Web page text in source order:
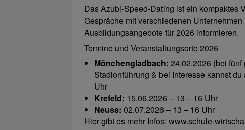
Das Azubi-Speed-Dating ist ein kompaktes
Gespräche mit verschiedenen
Ausbildungsangebote für 2026 informieren.
Termine und Veranstaltungsorte 2026
Mönchengladbach: 24.02.2026 (bei
Stadionführung & bei Interesse kannst
Uhr
Krefeld: 15.06.2026 – 13 – 16 Uhr
Neuss: 02.07.2026 – 13 – 16 Uhr
Hier gibt es mehr Infos: www.schule-